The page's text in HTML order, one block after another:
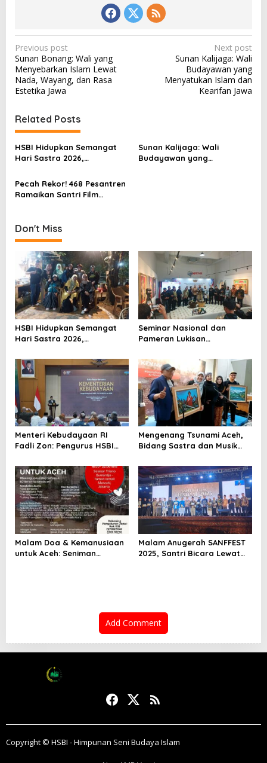
P
o
s
t
n
a
v
i
g
a
i
o
n
Previous post
Sunan Bonang: Wali yang
Menyebarkan Islam Lewat
Nada, Wayang, dan Rasa
Estetika Jawa
Next post
Sunan Kalijaga: Wali
Budayawan yang
Menyatukan Islam dan
Kearifan Jawa
Related Posts
HSBI Hidupkan Semangat
Hari Sastra 2026,
Titik Temu Seniman
Nusantara
Sunan Kalijaga: Wali
Budayawan yang
Pecah Rekor! 468 Pesantren
Ramaikan Santri Film
Don't Miss
HSBI Hidupkan Semangat
Hari Sastra 2026,
Titik Temu Seniman
Nusantara
Seminar Nasional dan
Pameran Lukisan
Nusantara” Digelar di
Jakarta
Menteri Kebudayaan RI
Fadli Zon: Pengurus HSBI
Mempublikasikan Seni
Budaya Islam
Mengenang Tsunami Aceh,
Bidang Sastra dan Musik
Korban Bencana Tanah
Gayo
Malam Doa & Kemanusiaan
untuk Aceh: Seniman
Malam Anugerah SANFFEST
2025, Santri Bicara Lewat
Add Comment
Copyright © HSBI - Himpunan Seni Budaya Islam